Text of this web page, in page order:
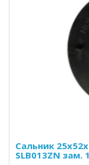
Сальник
SLB013ZN зам.